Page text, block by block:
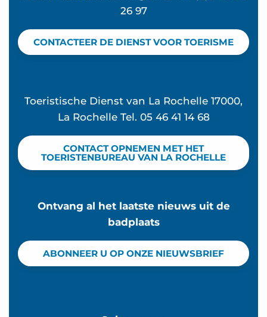
Cursus waterredding
Beach club - Mômes à la plage
Yoga pilates avec Valérie
26 97
CONTACTEER DE DIENST VOOR TOERISME
Toeristische Dienst van La Rochelle 17000,
La Rochelle Tel. 05 46 41 14 68
CONTACT OPNEMEN MET HET
TOERISTENBUREAU VAN LA ROCHELLE
Ontvang al het laatste nieuws uit de
badplaats
ABONNEER U OP ONZE NIEUWSBRIEF